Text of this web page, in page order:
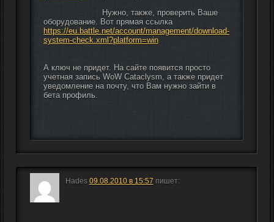
оборудование. Вот прямая ссылка
https://eu.battle.net/account/management/download-
system-check.xml?platform=win
А ключ не придет. На сайте появится просто
учетная запись WoW Cataclysm, а также придет
уведомление на почту, что Вам нужно зайти в
бета профиль.
Hades 09.08.2010 в 15:57 пишет: